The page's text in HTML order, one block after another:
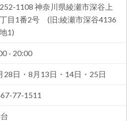
1108 神奈川県綾瀬市深谷上
目1番2号 (旧:綾瀬市深谷4136
1)
- 20:00
28日・8月13日・14日・25日
77-1511